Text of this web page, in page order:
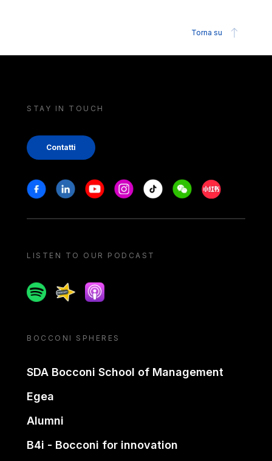
Torna su
STAY IN TOUCH
Contatti
Stay in touch
FacebookLinkedinYoutubeInstagram
Tiktok WeechatXiaohongshu/
LISTEN TO OUR PODCAST
SpotifySpreakerApple podcast
BOCCONI SPHERES
SDA Bocconi School of Management
Egea
Alumni
B4i - Bocconi for innovation